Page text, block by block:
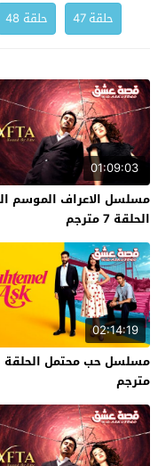
حلقة 47
حلقة 48
01:09:03
مسلسل الاعراف الموسم
الحلقة 7 مترجم
02:14:19
مترجم